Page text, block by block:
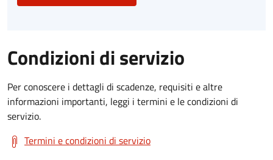
Condizioni di servizio
Per conoscere i dettagli di scadenze, requisiti e altre
informazioni importanti, leggi i termini e le condizioni di
servizio.
Termini e condizioni di servizio